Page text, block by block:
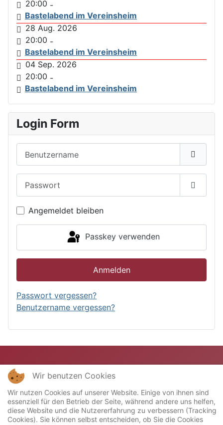
20:00 -
Bastelabend im Vereinsheim
28 Aug. 2026
20:00 -
Bastelabend im Vereinsheim
04 Sep. 2026
20:00 -
Bastelabend im Vereinsheim
Login Form
Angemeldet bleiben
Passkey verwenden
Anmelden
Passwort vergessen?
Benutzername vergessen?
Wir benutzen Cookies
Wir nutzen Cookies auf unserer Website. Einige von ihnen sind
essenziell für den Betrieb der Seite, während andere uns helfen,
diese Website und die Nutzererfahrung zu verbessern (Tracking
Cookies). Sie können selbst entscheiden, ob Sie die Cookies